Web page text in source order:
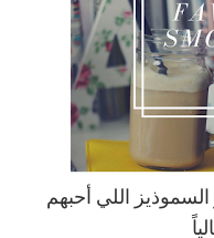
اللي أحبهم